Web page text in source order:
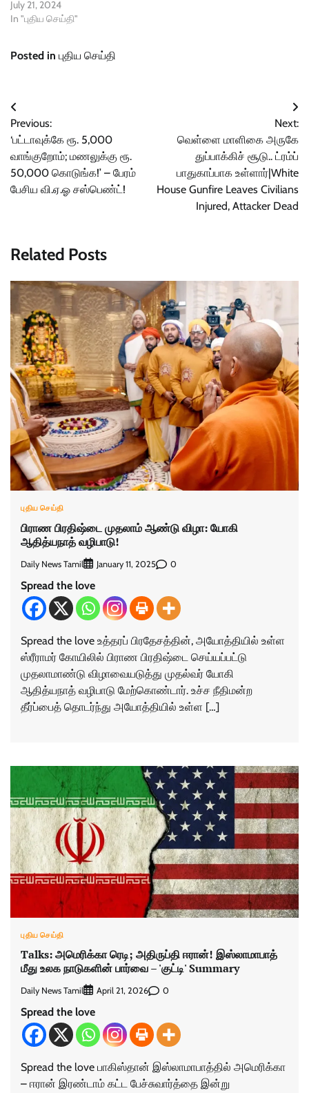
July 21, 2024
In "புதிய செய்தி"
Posted in புதிய செய்தி
Post
navigation
Previous:
‘பட்டாவுக்கே ரூ. 5,000
வாங்குறோம்; மணலுக்கு ரூ.
50,000 கொடுங்க!’ – பேரம்
பேசிய வி.ஏ.ஓ சஸ்பெண்ட்!
Next:
வெள்ளை மாளிகை அருகே
துப்பாக்கிச் சூடு.. ட்ரம்ப்
பாதுகாப்பாக உள்ளார்|White
House Gunfire Leaves Civilians
Injured, Attacker Dead
Related Posts
புதிய செய்தி
பிராண பிரதிஷ்டை முதலாம் ஆண்டு விழா: யோகி
ஆதித்யநாத் வழிபாடு!
Daily News Tamil January 11, 2025 0
Spread the love
Spread the love உத்தரப் பிரதேசத்தின், அயோத்தியில் உள்ள
ஸ்ரீராமர் கோயிலில் பிராண பிரதிஷ்டை செய்யப்பட்டு
முதலாமாண்டு விழாவையடுத்து முதல்வர் யோகி
ஆதித்யநாத் வழிபாடு மேற்கொண்டார். உச்ச நீதிமன்ற
தீர்ப்பைத் தொடர்ந்து அயோத்தியில் உள்ள […]
புதிய செய்தி
Talks: அமெரிக்கா ரெடி; அதிருப்தி ஈரான்! இஸ்லாமாபாத்
மீது உலக நாடுகளின் பார்வை – 'குட்டி' Summary
Daily News Tamil April 21, 2026 0
Spread the love
Spread the love பாகிஸ்தான் இஸ்லாமாபாத்தில் அமெரிக்கா
– ஈரான் இரண்டாம் கட்ட பேச்சுவார்த்தை இன்று